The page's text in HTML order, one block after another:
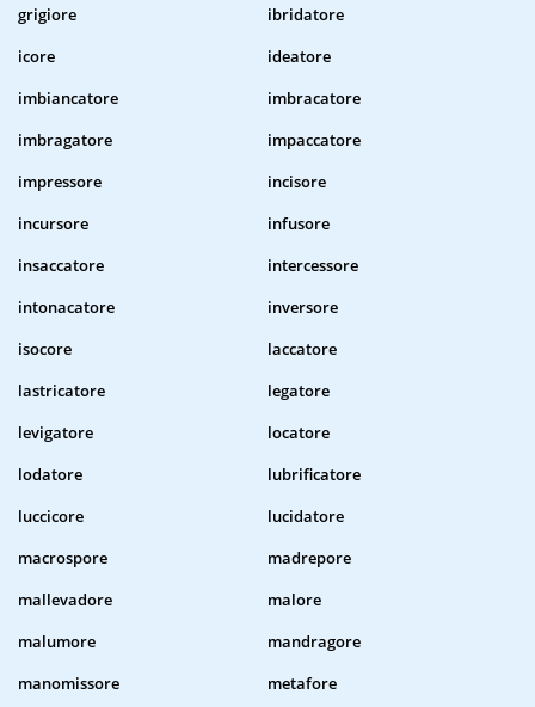
grigiore
ibridatore
icore
ideatore
imbiancatore
imbracatore
imbragatore
impaccatore
impressore
incisore
incursore
infusore
insaccatore
intercessore
intonacatore
inversore
isocore
laccatore
lastricatore
legatore
levigatore
locatore
lodatore
lubrificatore
luccicore
lucidatore
macrospore
madrepore
mallevadore
malore
malumore
mandragore
manomissore
metafore